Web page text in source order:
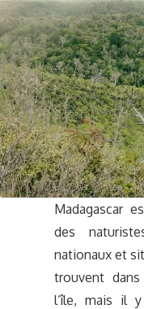
Madagascar
des
nationaux et
trouvent
l’île, mais il